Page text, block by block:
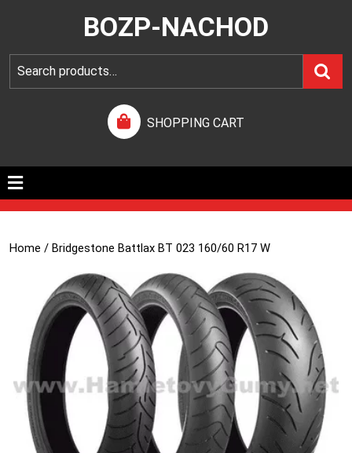
BOZP-NACHOD
SHOPPING CART
Home / Bridgestone Battlax BT 023 160/60 R17 W